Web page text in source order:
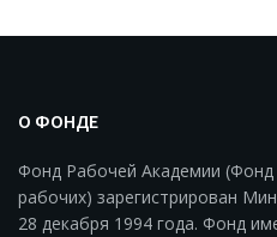
О ФОНДЕ
Фонд Рабочей Академии
рабочих) зарегистрирован
28 декабря 1994 года. Фонд